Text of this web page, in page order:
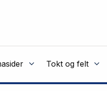
Tokt og felt